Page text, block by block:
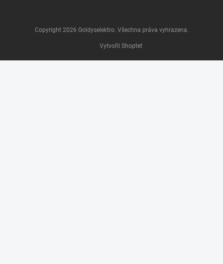
Vytvořil Shoptet
Copyright 2026 Goldyselektro. Všechna práva vyhrazena.